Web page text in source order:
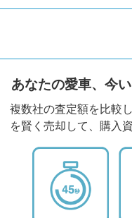
あなたの愛車、今
複数社の査定額を比較
を賢く売却して、購入